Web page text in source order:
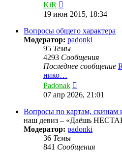
KiR
к
последнему
сообщению
19 июн 2015, 18:34
Вопросы общего характера
Модератор: padonki
95 Темы
4293 Сообщения
Последнее сообщение
нико…
Padonak
к
последнему
сообщению
07 апр 2026, 21:01
Вопросы по картам, скинам
наш девиз – «Даёшь
Модератор: padonki
36 Темы
841 Сообщения